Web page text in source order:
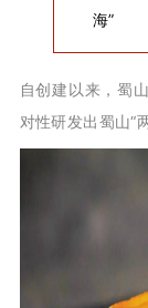
海”
自创建以来，蜀
对性研发出蜀山“